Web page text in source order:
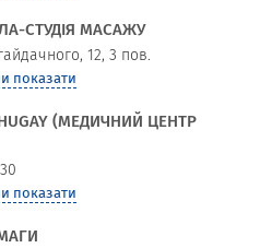
СТУДІЯ МАСАЖУ
12, 3 пов.
показати
(МЕДИЧНИЙ ЦЕНТР
показати